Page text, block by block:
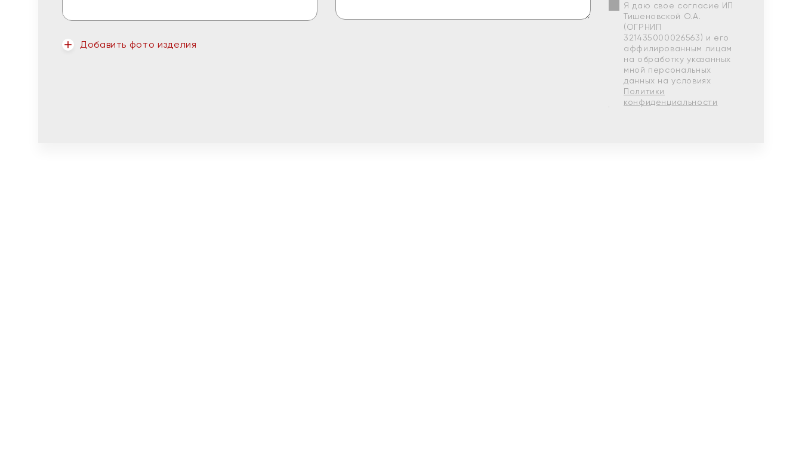
Добавить фото изделия
Я даю свое согласие ИП
Тишеновской О.А.
(ОГРНИП
321435000026563) и его
аффилированным лицам
на обработку указанных
мной персональных
данных на условиях
Политики
конфиденциальности